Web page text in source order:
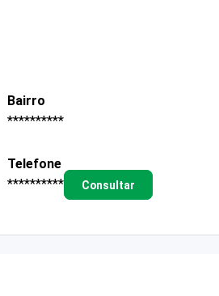
Bairro
**********
Telefone
**********
Consultar